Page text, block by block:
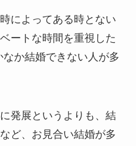
によってある時とない
ートな時間を重視した
か結婚できない人が多
発展というよりも、結
ど、お見合い結婚が多